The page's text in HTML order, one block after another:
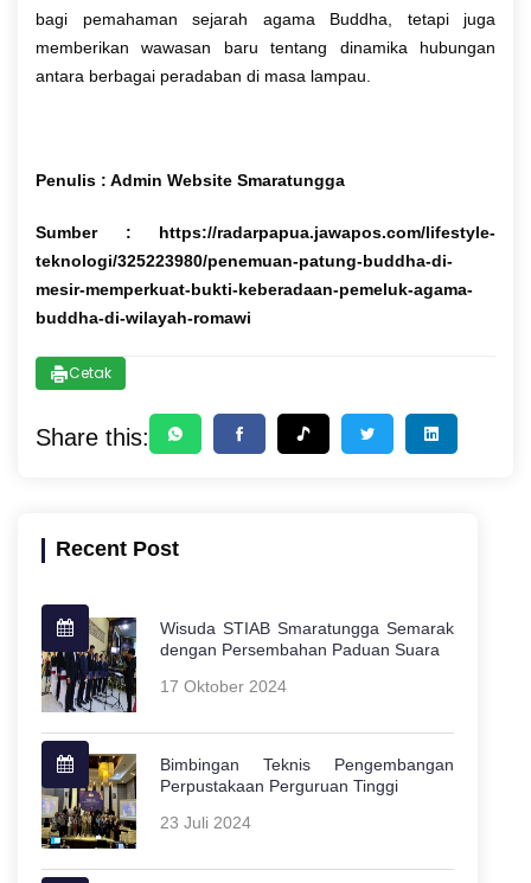
bagi pemahaman sejarah agama Buddha, tetapi juga
memberikan wawasan baru tentang dinamika hubungan
antara berbagai peradaban di masa lampau.
Penulis : Admin Website Smaratungga
Sumber : https://radarpapua.jawapos.com/lifestyle-
teknologi/325223980/penemuan-patung-buddha-di-
mesir-memperkuat-bukti-keberadaan-pemeluk-agama-
buddha-di-wilayah-romawi
Cetak
Share this:
Recent Post
Wisuda STIAB Smaratungga Semarak
dengan Persembahan Paduan Suara
17 Oktober 2024
Bimbingan Teknis Pengembangan
Perpustakaan Perguruan Tinggi
23 Juli 2024